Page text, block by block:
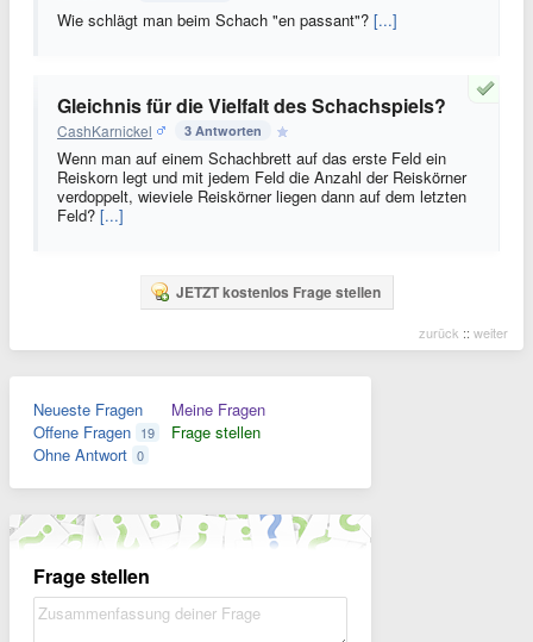
Wie schlägt man beim Schach "en passant"? [...]
Gleichnis für die Vielfalt des Schachspiels?
CashKarnickel 3 Antworten
Wenn man auf einem Schachbrett auf das erste Feld ein
Reiskorn legt und mit jedem Feld die Anzahl der Reiskörner
verdoppelt, wieviele Reiskörner liegen dann auf dem letzten
Feld? [...]
JETZT kostenlos Frage stellen
zurück :: weiter
Neueste Fragen
Offene Fragen 19
Ohne Antwort 0
Meine Fragen
Frage stellen
Frage stellen